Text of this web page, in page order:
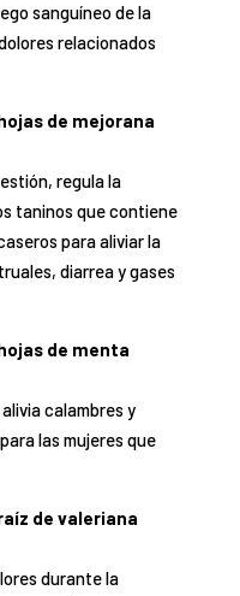
sanguíneo de la
relacionados
de mejorana
regula la
taninos que contiene
para aliviar la
diarrea y gases
de menta
alivia calambres y
las mujeres que
de valeriana
durante la